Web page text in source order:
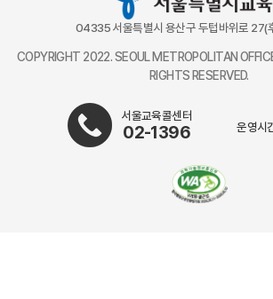
04335 서울특별시 용산구 두텁바위로 27(
COPYRIGHT 2022. SEOUL METROPOLITAN
RIGHTS RESERVED.
서울교육콜센터
02-1396 운영시